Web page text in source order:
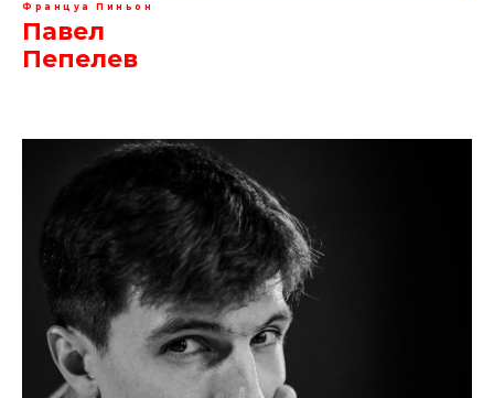
Француа Пиньон
Павел
Пепелев